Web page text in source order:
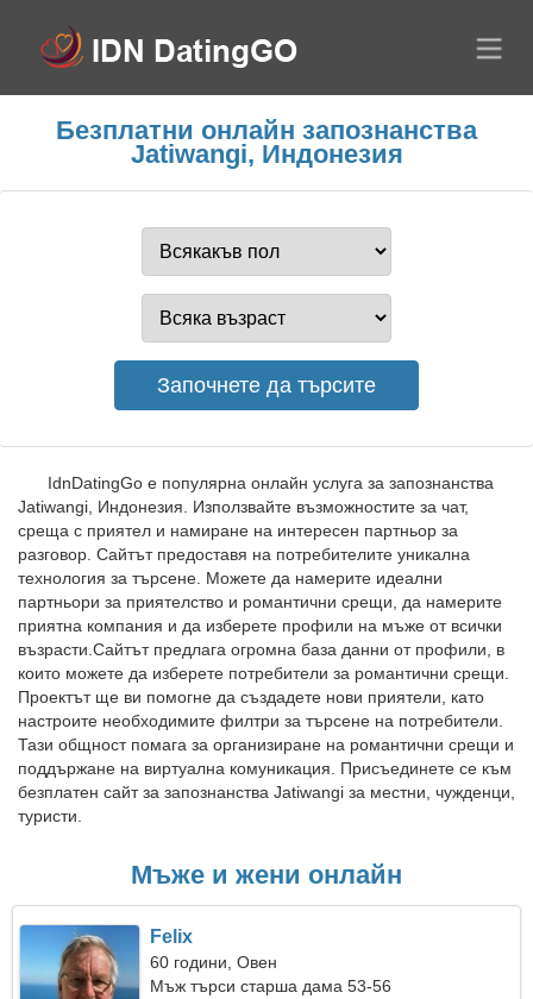
Безплатни онлайн запознанства
Jatiwangi, Индонезия
IdnDatingGo е популярна онлайн услуга за запознанства
Jatiwangi, Индонезия. Използвайте възможностите за чат,
среща с приятел и намиране на интересен партньор за
разговор. Сайтът предоставя на потребителите уникална
технология за търсене. Можете да намерите идеални
партньори за приятелство и романтични срещи, да намерите
приятна компания и да изберете профили на мъже от всички
възрасти.Сайтът предлага огромна база данни от профили, в
които можете да изберете потребители за романтични срещи.
Проектът ще ви помогне да създадете нови приятели, като
настроите необходимите филтри за търсене на потребители.
Тази общност помага за организиране на романтични срещи и
поддържане на виртуална комуникация. Присъединете се към
безплатен сайт за запознанства Jatiwangi за местни, чужденци,
туристи.
Мъже и жени онлайн
Felix
60 години, Овен
Мъж търси старша дама 53-56